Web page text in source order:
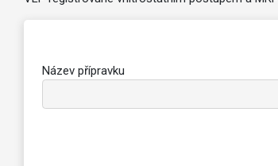
Název přípravku